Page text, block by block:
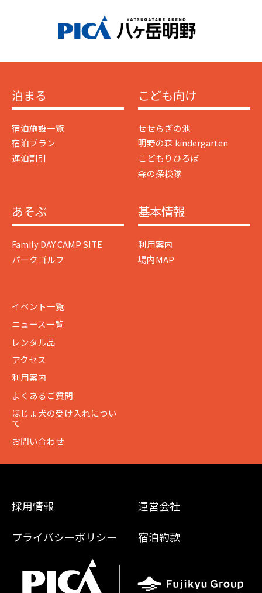
泊まる
宿泊施設一覧
宿泊プラン
連泊割引
こども向け
せせらぎの池
明野の森 kindergarten
こどもりひろば
森の探検隊
あそぶ
Family DAY CAMP SITE
パークゴルフ
基本情報
利用案内
場内MAP
イベント一覧
ニュース一覧
レンタル品
アクセス
利用案内
よくあるご質問
ほじょ犬の受け入れについ
て
お問い合わせ
採用情報 運営会社
プライバシーポリシー 宿泊約款